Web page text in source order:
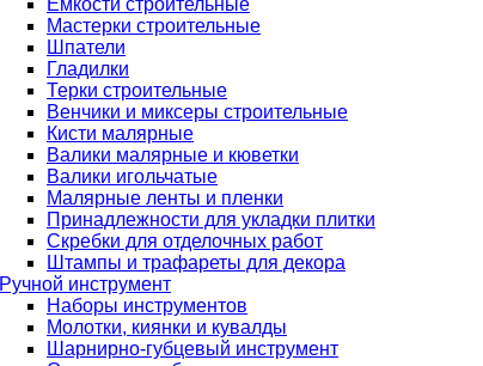
Емкости строительные
Мастерки строительные
Шпатели
Гладилки
Терки строительные
Венчики и миксеры строительные
Кисти малярные
Валики малярные и кюветки
Валики игольчатые
Малярные ленты и пленки
Принадлежности для укладки плитки
Скребки для отделочных работ
Штампы и трафареты для декора
Ручной инструмент
Наборы инструментов
Молотки, киянки и кувалды
Шарнирно-губцевый инструмент